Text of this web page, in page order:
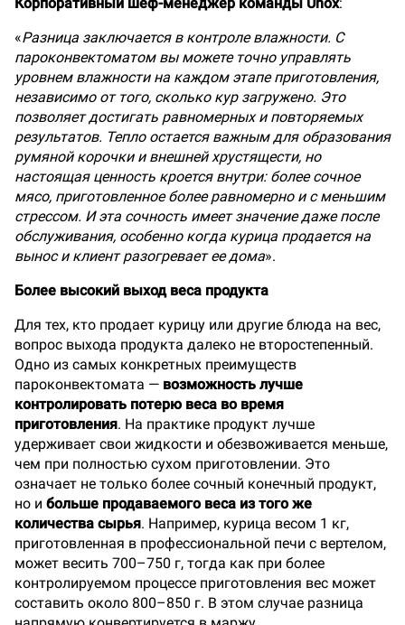
«Разница заключается в контроле влажности. С
пароконвектоматом вы можете точно управлять
уровнем влажности на каждом этапе приготовления,
независимо от того, сколько кур загружено. Это
позволяет достигать равномерных и повторяемых
результатов. Тепло остается важным для образования
румяной корочки и внешней хрустящести, но
настоящая ценность кроется внутри: более сочное
мясо, приготовленное более равномерно и с меньшим
стрессом. И эта сочность имеет значение даже после
обслуживания, особенно когда курица продается на
вынос и клиент разогревает ее дома».
Более высокий выход веса продукта
Для тех, кто продает курицу или другие блюда на вес,
вопрос выхода продукта далеко не второстепенный.
Одно из самых конкретных преимуществ
пароконвектомата — возможность лучше
контролировать потерю веса во время
приготовления. На практике продукт лучше
удерживает свои жидкости и обезвоживается меньше,
чем при полностью сухом приготовлении. Это
означает не только более сочный конечный продукт,
но и больше продаваемого веса из того же
количества сырья. Например, курица весом 1 кг,
приготовленная в профессиональной печи с вертелом,
может весить 700–750 г, тогда как при более
контролируемом процессе приготовления вес может
составить около 800–850 г. В этом случае разница